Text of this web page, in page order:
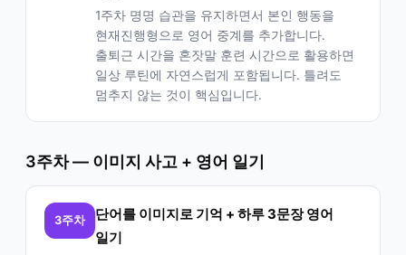
1주차 명명 습관을 유지하면서 본인 행동을
현재진행형으로 영어 중계를 추가합니다.
출퇴근 시간을 혼잣말 훈련 시간으로 활용하면
일상 루틴에 자연스럽게 포함됩니다. 틀려도
멈추지 않는 것이 핵심입니다.
3주차 — 이미지 사고 + 영어 일기
3주차
단어를 이미지로 기억 + 하루 3문장 영어
일기